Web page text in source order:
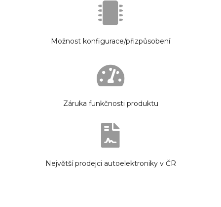
Možnost konfigurace/přizpůsobení
Záruka funkčnosti produktu
Největší prodejci autoelektroniky v ČR